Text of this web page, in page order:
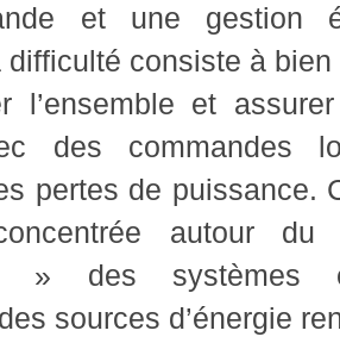
et une gestion
difficulté consiste à bien
l’ensemble et
des commandes
pertes de puissance.
autour
» des systèmes
sources d’énergie